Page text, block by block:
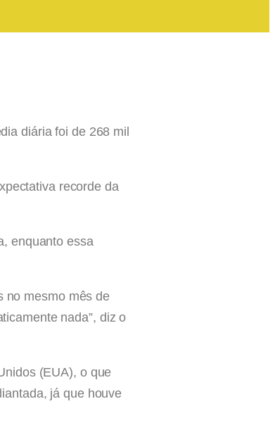
diária foi de 268 mil
recorde da
enquanto essa
no mesmo mês de
nada”, diz o
(EUA), o que
já que houve